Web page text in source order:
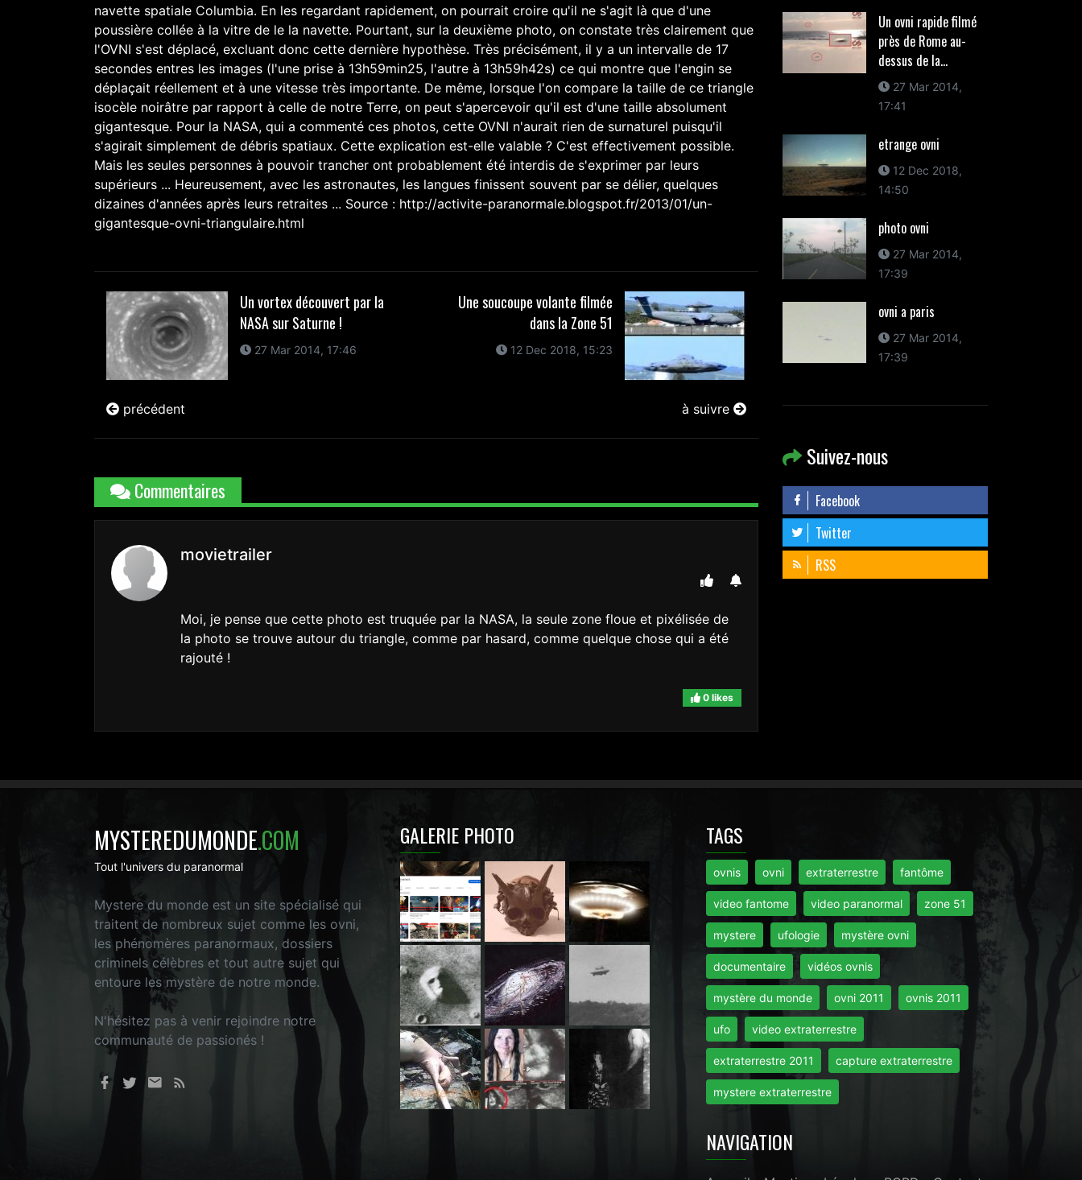
navette spatiale Columbia. En les regardant rapidement, on pourrait croire qu'il ne s'agit là que d'une
poussière collée à la vitre de le la navette. Pourtant, sur la deuxième photo, on constate très clairement que
l'OVNI s'est déplacé, excluant donc cette dernière hypothèse. Très précisément, il y a un intervalle de 17
secondes entres les images (l'une prise à 13h59min25, l'autre à 13h59h42s) ce qui montre que l'engin se
déplaçait réellement et à une vitesse très importante. De même, lorsque l'on compare la taille de ce triangle
isocèle noirâtre par rapport à celle de notre Terre, on peut s'apercevoir qu'il est d'une taille absolument
gigantesque. Pour la NASA, qui a commenté ces photos, cette OVNI n'aurait rien de surnaturel puisqu'il
s'agirait simplement de débris spatiaux. Cette explication est-elle valable ? C'est effectivement possible.
Mais les seules personnes à pouvoir trancher ont probablement été interdis de s'exprimer par leurs
supérieurs ... Heureusement, avec les astronautes, les langues finissent souvent par se délier, quelques
dizaines d'années après leurs retraites ... Source : http://activite-paranormale.blogspot.fr/2013/01/un-
gigantesque-ovni-triangulaire.html
Un vortex découvert par la
NASA sur Saturne !
27 Mar 2014, 17:46
précédent
Une soucoupe volante filmée
dans la Zone 51
12 Dec 2018, 15:23
à suivre
Commentaires
movietrailer
Moi, je pense que cette photo est truquée par la NASA, la seule zone floue et pixélisée de
la photo se trouve autour du triangle, comme par hasard, comme quelque chose qui a été
rajouté !
0 likes
Un ovni rapide filmé
près de Rome au-
dessus de la...
27 Mar 2014,
17:41
etrange ovni
12 Dec 2018,
14:50
photo ovni
27 Mar 2014,
17:39
ovni a paris
27 Mar 2014,
17:39
Suivez-nous
Facebook
Twitter
RSS
MYSTEREDUMONDE.COM
Tout l'univers du paranormal
Mystere du monde est un site spécialisé qui
traitent de nombreux sujet comme les ovni,
les phénomères paranormaux, dossiers
criminels célèbres et tout autre sujet qui
entoure les mystère de notre monde.
N'hésitez pas à venir rejoindre notre
communauté de passionés !
GALERIE PHOTO TAGS
ovnis ovni extraterrestre fantôme
video fantome video paranormal zone 51
mystere ufologie mystère ovni
documentaire vidéos ovnis
mystère du monde ovni 2011 ovnis 2011
ufo video extraterrestre
extraterrestre 2011 capture extraterrestre
mystere extraterrestre
NAVIGATION